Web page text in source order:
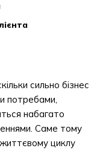
сильно бізнес
потребами,
набагато
Саме тому
життєвому циклу